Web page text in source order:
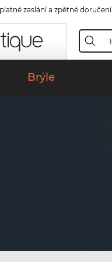
zaslání a zpětné doručení
Brýle